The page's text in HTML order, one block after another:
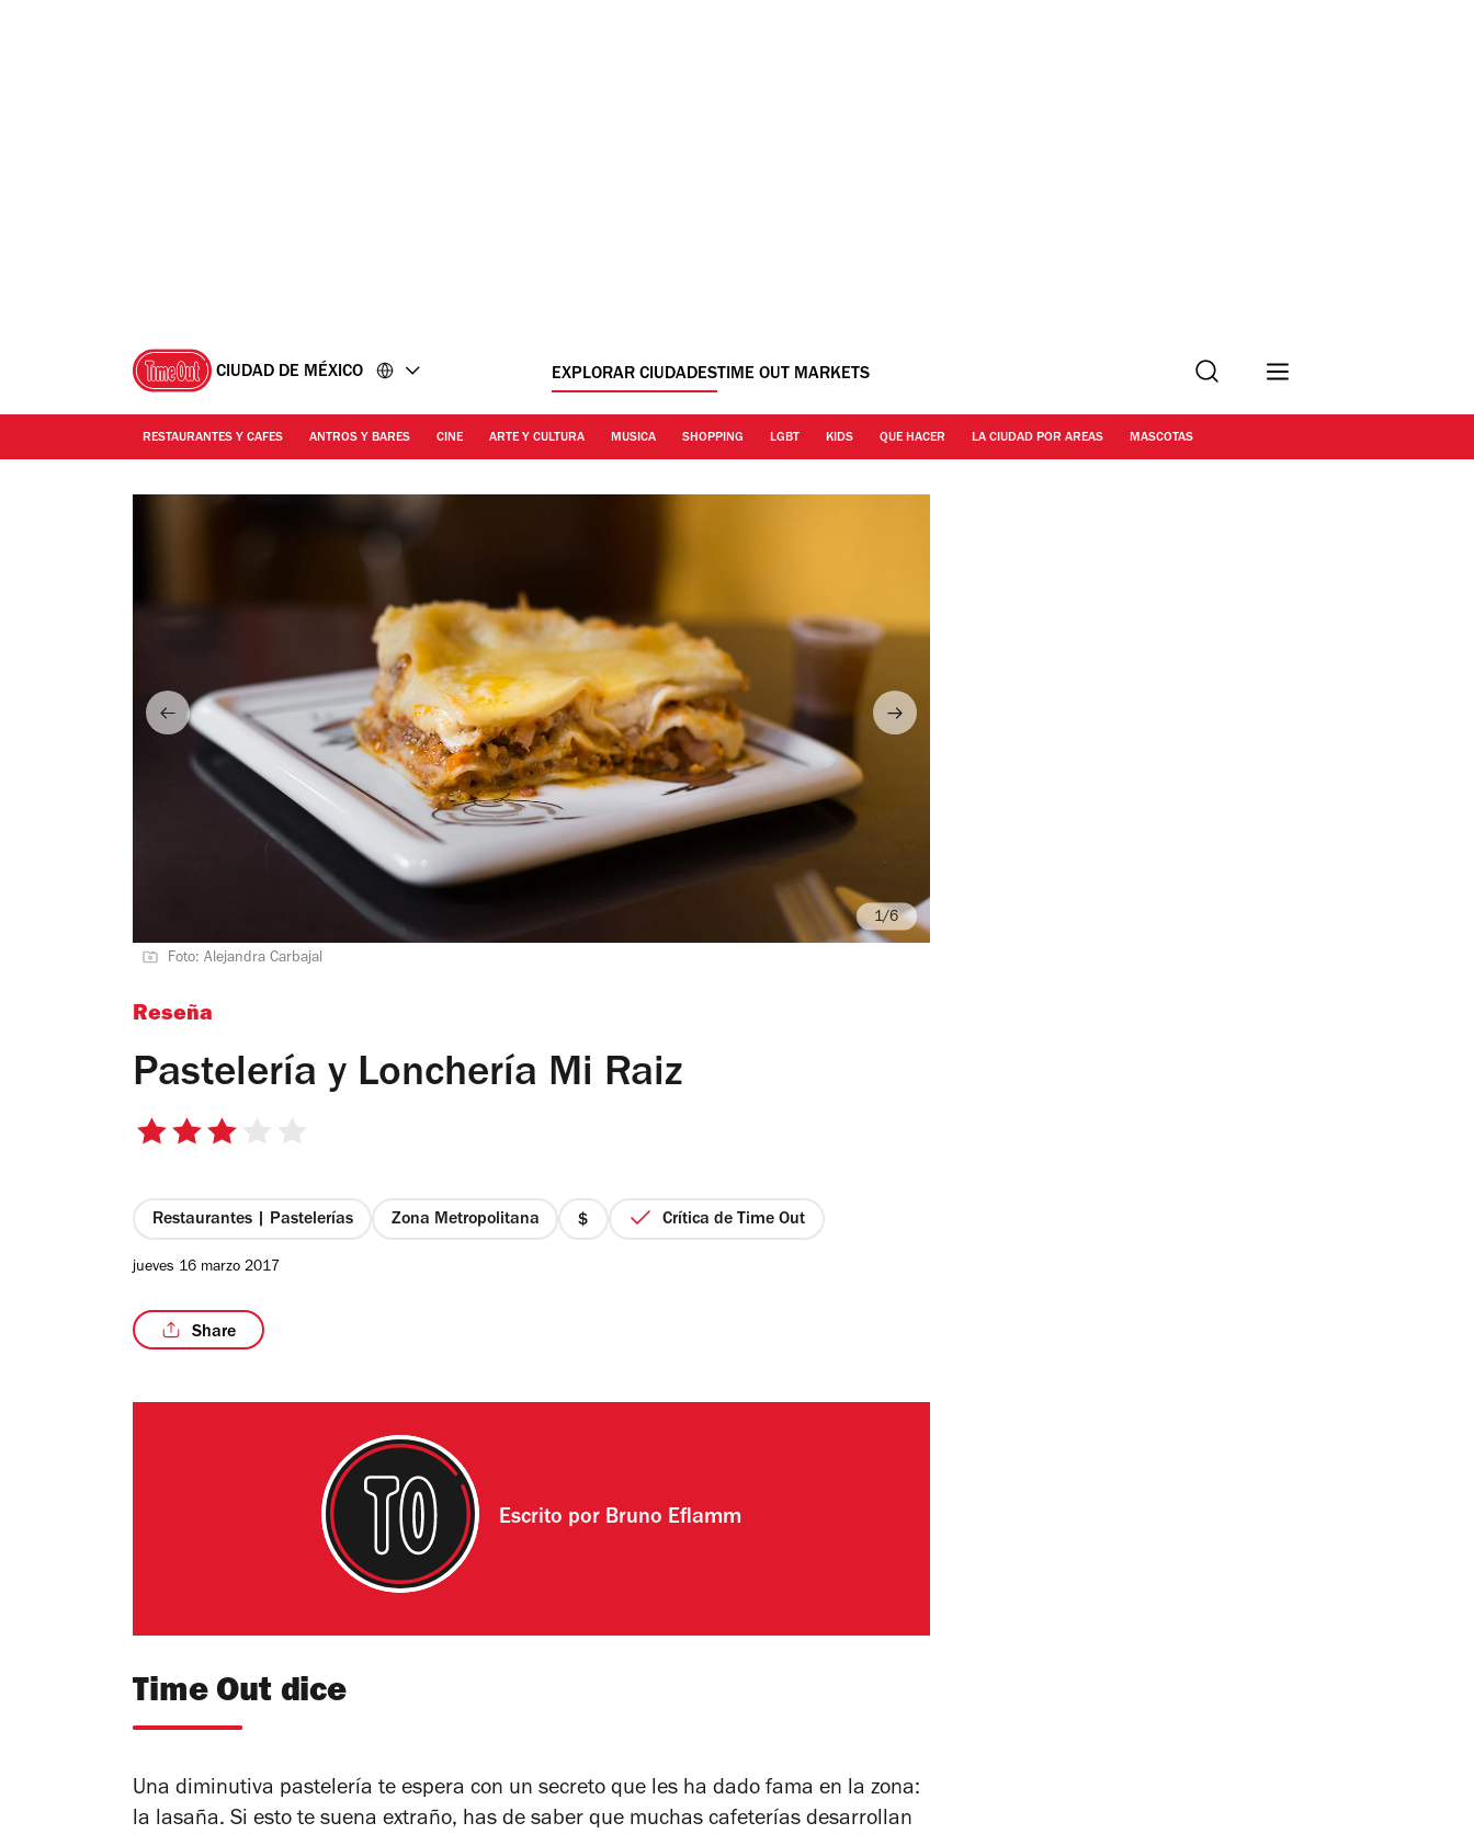
CIUDAD DE MÉXICO EXPLORAR CIUDADESTIME OUT MARKETS Buscar
RESTAURANTES Y CAFES ANTROS Y BARES CINE ARTE Y CULTURA MUSICA SHOPPING LGBT KIDS QUE HACER LA CIUDAD POR AREAS MASCOTAS
Foto: Alejandra Carbajal
/6
Reseña
Pastelería y Lonchería Mi Raiz
3
estrellas
Restaurantes | Pastelerías Zona Metropolitana
precio
Crítica de Time Out
jueves 16 marzo 2017
Share
Escrito por Bruno Eflamm
Time Out dice
Una diminutiva pastelería te espera con un secreto que les ha dado fama en la zona:
la lasaña. Si esto te suena extraño, has de saber que muchas cafeterías desarrollan